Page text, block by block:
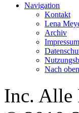
Navigation
Kontakt
Lena
Archiv
Impressum
Nach oben
Inc. Alle